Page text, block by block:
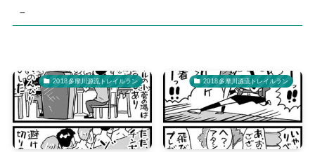
–
2018多摩川源流トレイルラン 2018多摩川源流トレイルラン